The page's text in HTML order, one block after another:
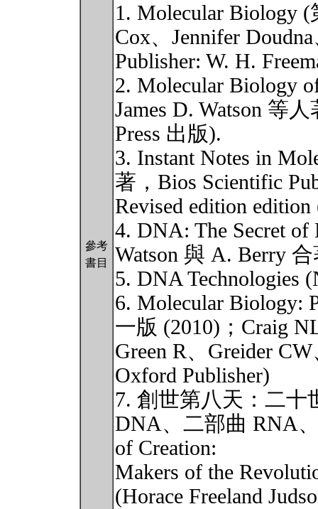
參考
書目
1. Molecular Biology
Cox、Jennifer
Publisher: W. H.
2. Molecular Biology
James D. Watson 等
Press 出版).
3. Instant Notes in
著，Bios Scientific
Revised edition
4. DNA: The Secret
Watson 與 A. Berry
5. DNA Technologies
6. Molecular Biology:
一版 (2010)；Craig
Green R、Greider
Oxford Publisher)
7. 創世第八天：二
DNA、二部曲 RNA
of Creation:
Makers of the
(Horace Freeland